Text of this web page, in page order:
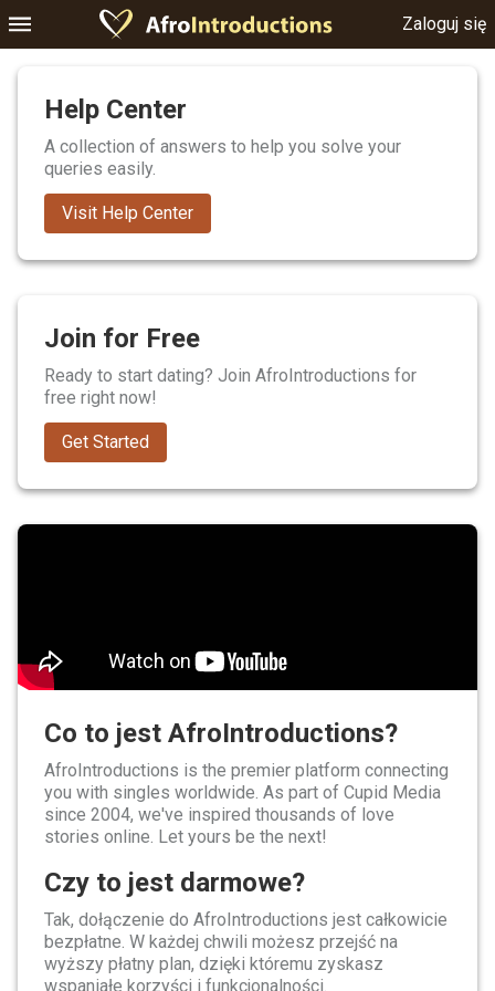
Zaloguj się
Help Center
A collection of answers to help you solve your
queries easily.
Visit Help Center
Join for Free
Ready to start dating? Join AfroIntroductions for
free right now!
Get Started
Co to jest AfroIntroductions?
AfroIntroductions is the premier platform connecting
you with singles worldwide. As part of Cupid Media
since 2004, we've inspired thousands of love
stories online. Let yours be the next!
Czy to jest darmowe?
Tak, dołączenie do AfroIntroductions jest całkowicie
bezpłatne. W każdej chwili możesz przejść na
wyższy płatny plan, dzięki któremu zyskasz
wspaniałe korzyści i funkcjonalności.